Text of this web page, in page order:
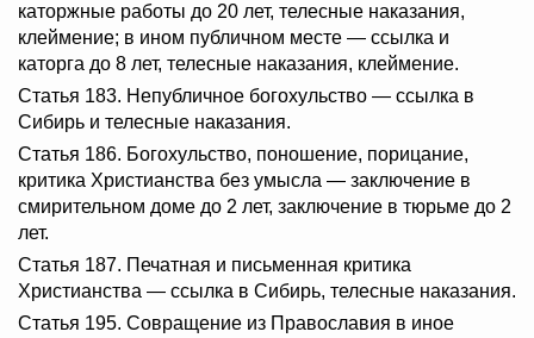
каторжные работы до 20 лет, телесные наказания,
клеймение; в ином публичном месте — ссылка и
каторга до 8 лет, телесные наказания, клеймение.
Статья 183. Непубличное богохульство — ссылка в
Сибирь и телесные наказания.
Статья 186. Богохульство, поношение, порицание,
критика Христианства без умысла — заключение в
смирительном доме до 2 лет, заключение в тюрьме до 2
лет.
Статья 187. Печатная и письменная критика
Христианства — ссылка в Сибирь, телесные наказания.
Статья 195. Совращение из Православия в иное